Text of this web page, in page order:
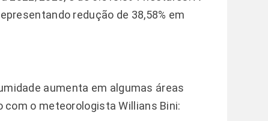
redução de 38,58% em
aumenta em algumas áreas
com o meteorologista Willians Bini: